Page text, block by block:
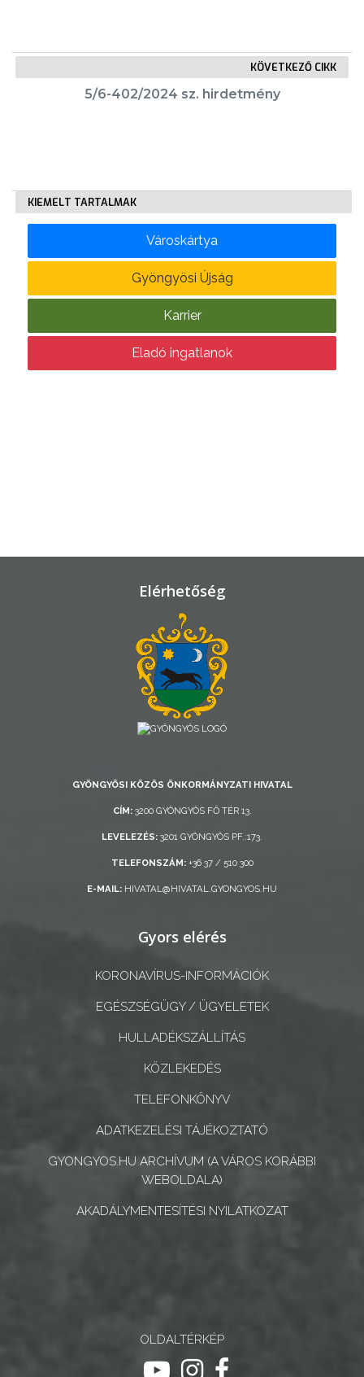
VÁROS
FEJLESZTÉSEK
KÖRNYEZETVÉDELEM
TELEPÜLÉSRENDEZÉS
STRATÉGIÁK
ÖNKORMÁNYZAT
VÁROSRENDÉSZET
ÖNKORMÁNYZATI
INTÉZMÉNYEK
NYOMTATVÁNYOK
ÜGYINTÉZÉS
KÖVETKEZŐ CIKK
5/6-402/2024 sz. hirdetmény
KIEMELT TARTALMAK
Városkártya
Gyöngyösi Újság
Karrier
Eladó ingatlanok
Elérhetőség
GYÖNGYÖSI KÖZÖS ÖNKORMÁNYZATI HIVATAL
CÍM:3200 GYÖNGYÖS FŐ TÉR 13.
LEVELEZÉS: 3201 GYÖNGYÖS PF.:173.
TELEFONSZÁM:+36 37 / 510 300
E-MAIL: HIVATAL@HIVATAL.GYONGYOS.HU
Gyors elérés
KORONAVÍRUS-INFORMÁCIÓK
EGÉSZSÉGÜGY / ÜGYELETEK
HULLADÉKSZÁLLÍTÁS
KÖZLEKEDÉS
TELEFONKÖNYV
ADATKEZELÉSI TÁJÉKOZTATÓ
GYONGYOS.HU ARCHÍVUM (A VÁROS KORÁBBI
WEBOLDALA)
AKADÁLYMENTESÍTÉSI NYILATKOZAT
OLDALTÉRKÉP
ugrás youtube csatornára
ugrás instagram
ugrás facebook-